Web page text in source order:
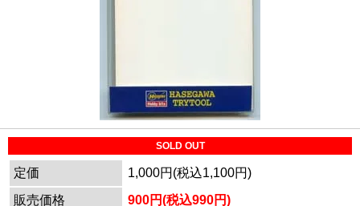
SOLD OUT
定価
1,000円(税込1,100円)
販売価格
900円(税込990円)